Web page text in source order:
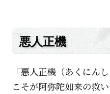
悪人正機
「悪人正機（あくにん
こそが阿弥陀如来の救